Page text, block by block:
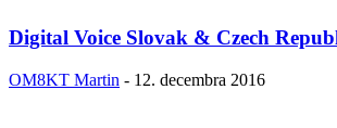
Digital Voice Slovak & Czech
OM8KT Martin - 12. decembra 2016